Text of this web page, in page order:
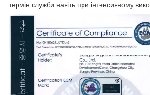
термін служби навіть при інтенсивному